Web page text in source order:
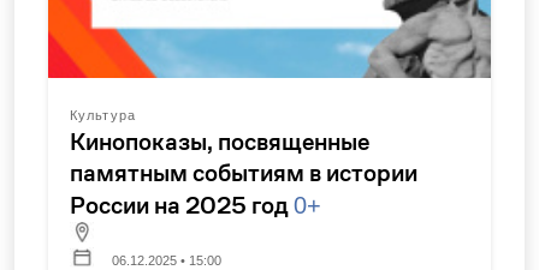
Культура
Кинопоказы, посвященные
памятным событиям в истории
России на 2025 год0+
06.12.2025 • 15:00